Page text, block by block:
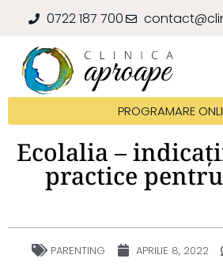
0722 187 700
PROGRAMARE
Ecolalia –
practice
PARENTING APRILIE 8, 2022